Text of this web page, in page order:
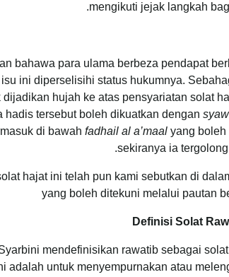
mengikuti jejak langkah
bahawa para ulama berbeza pendapat
ini diperselisihi status hukumnya.
hujah ke atas pensyariatan solat
tersebut boleh dikuatkan dengan
di bawah fadhail al a’maal yang boleh
sekiranya ia
hajat ini telah pun kami sebutkan di
yang boleh ditekuni melalui pautan
Definisi Solat
mendefinisikan rawatib sebagai
adalah untuk menyempurnakan atau